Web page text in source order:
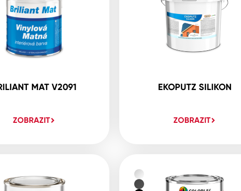
MAT V2091
ZOBRAZIT
EKOPUTZ SILIKON
ZOBRAZIT